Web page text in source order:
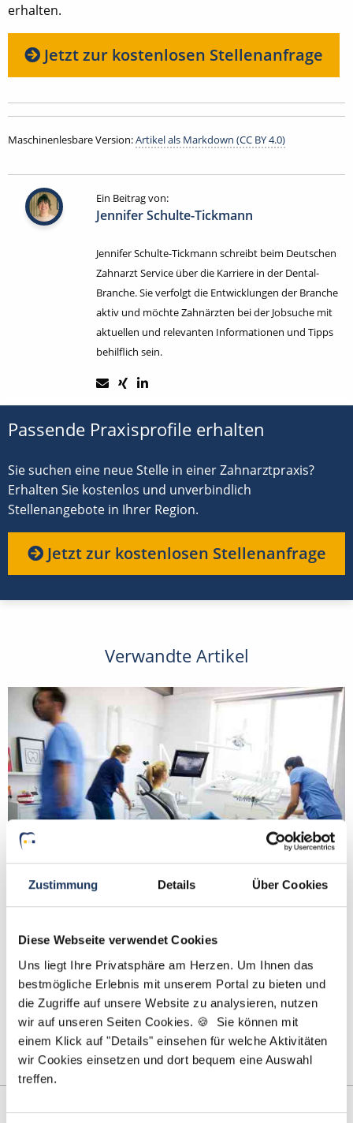
Zustimmung Details Über Cookies
Diese Webseite verwendet Cookies
Uns liegt Ihre Privatsphäre am Herzen. Um Ihnen das
bestmögliche Erlebnis mit unserem Portal zu bieten und
die Zugriffe auf unsere Website zu analysieren, nutzen
wir auf unseren Seiten Cookies. 🍪 Sie können mit
einem Klick auf "Details" einsehen für welche Aktivitäten
wir Cookies einsetzen und dort bequem eine Auswahl
treffen.
erhalten.
Jetzt zur kostenlosen Stellenanfrage
Maschinenlesbare Version:Artikel als Markdown (CC BY 4.0)
Ein Beitrag von:
Jennifer Schulte-Tickmann
Jennifer Schulte-Tickmann schreibt beim Deutschen
Zahnarzt Service über die Karriere in der Dental-
Branche. Sie verfolgt die Entwicklungen der Branche
aktiv und möchte Zahnärzten bei der Jobsuche mit
aktuellen und relevanten Informationen und Tipps
behilflich sein.
Passende Praxisprofile erhalten
Sie suchen eine neue Stelle in einer Zahnarztpraxis?
Erhalten Sie kostenlos und unverbindlich
Stellenangebote in Ihrer Region.
Jetzt zur kostenlosen Stellenanfrage
Verwandte Artikel
Der Deutsche Zahnarzt Service vermittelt nun auch
Praxispersonal!
von Johanna Blom
Lesezeit: ca.2 Min.| Beitrag vom :31.03.2023
Jetzt auch Praxisperonal vermitteln! Als Unternehmen ist
es wichtig, sich stets weiterzuentwickeln …weiterlesen